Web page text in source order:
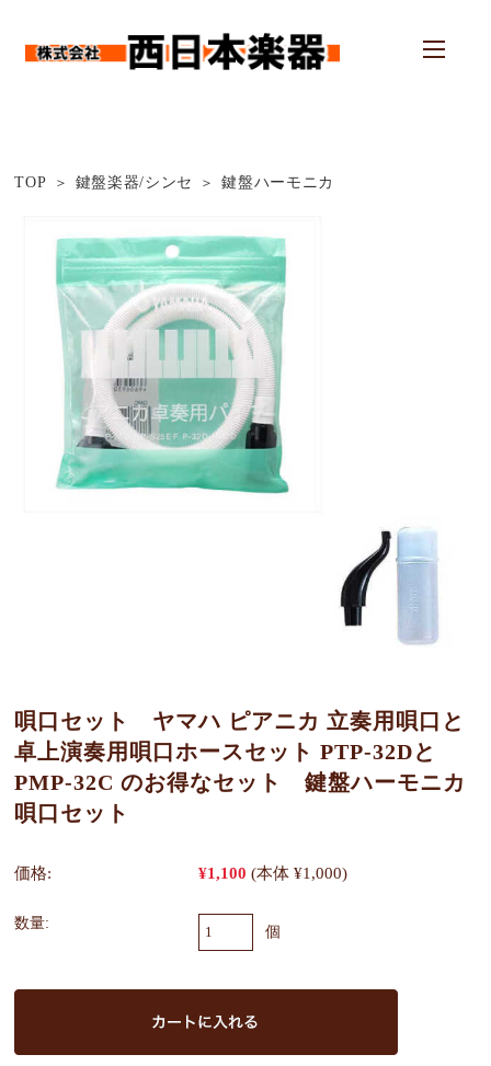
TOP 鍵盤楽器/シンセ 鍵盤ハーモニカ
唄口セット ヤマハ ピアニカ 立奏用唄口と
卓上演奏用唄口ホースセット PTP-32Dと
PMP-32C のお得なセット 鍵盤ハーモニカ
唄口セット
価格: ¥1,100 (本体 ¥1,000)
数量:
個